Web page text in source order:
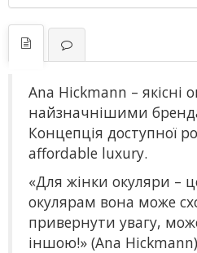
Ana Hickmann – якісні
найзначнішими
Концепція доступної
affordable luxury.
«Для жінки окуляри –
окулярам вона може
привернути увагу,
іншою!» (Ana Hickmann)